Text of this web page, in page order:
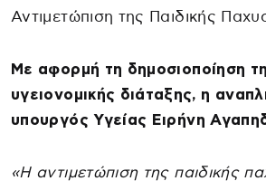
Αντιμετώπιση της Παιδικής
Με αφορμή τη δημοσιοποίηση
υγειονομικής διάταξης, η
υπουργός Υγείας Ειρήνη
«Η αντιμετώπιση της παιδικής